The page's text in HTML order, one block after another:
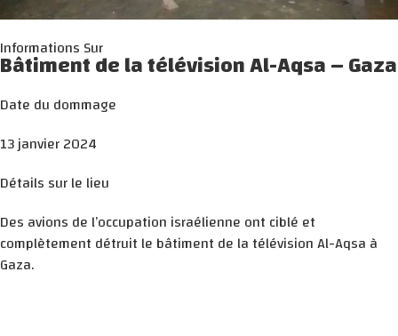
Informations Sur
Bâtiment de la télévision Al-Aqsa – Gaza
Date du dommage
13 janvier 2024
Détails sur le lieu
Des avions de l’occupation israélienne ont ciblé et
complètement détruit le bâtiment de la télévision Al-Aqsa à
Gaza.